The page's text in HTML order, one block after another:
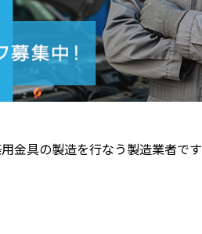
金具の製造を行なう製造業者です